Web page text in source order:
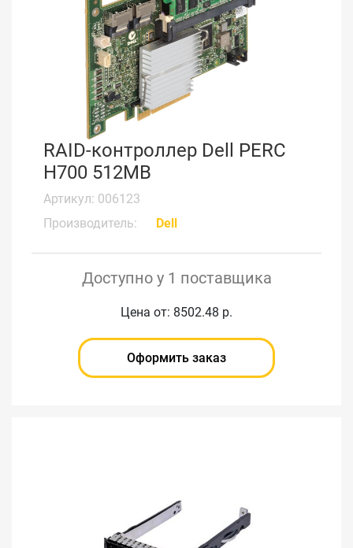
RAID-контроллер Dell PERC
H700 512MB
Артикул: 006123
Производитель:
Dell
Доступно у 1 поставщика
Цена от: 8502.48 р.
Оформить заказ